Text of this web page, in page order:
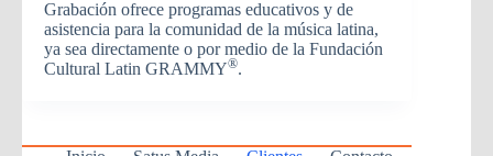
Grabación ofrece programas educativos y de
asistencia para la comunidad de la música latina,
ya sea directamente o por medio de la Fundación
Cultural Latin GRAMMY®.